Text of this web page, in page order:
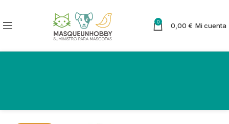
0 0,00 € Mi cuenta